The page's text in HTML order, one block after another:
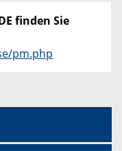
finden Sie
pm.php